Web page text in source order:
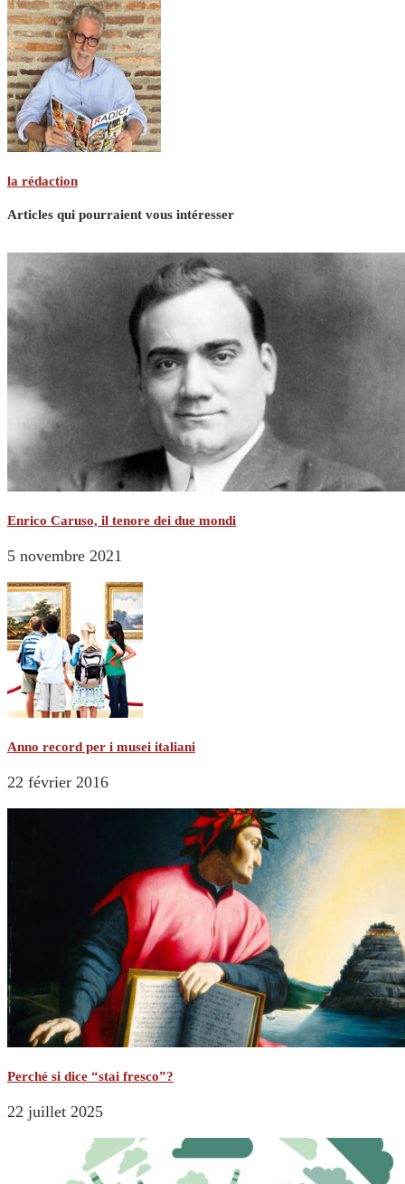
la rédaction
Articles qui pourraient vous intéresser
Enrico Caruso, il tenore dei due mondi
5 novembre 2021
Anno record per i musei italiani
22 février 2016
Perché si dice “stai fresco”?
22 juillet 2025